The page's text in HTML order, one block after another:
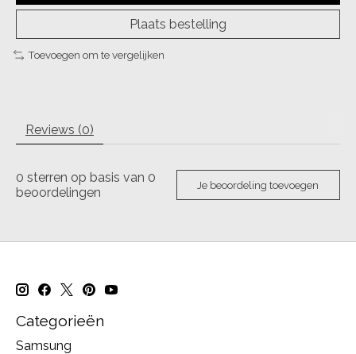
Plaats bestelling
Toevoegen om te vergelijken
Reviews (0)
0 sterren op basis van 0
beoordelingen
Je beoordeling toevoegen
Categorieën
Samsung